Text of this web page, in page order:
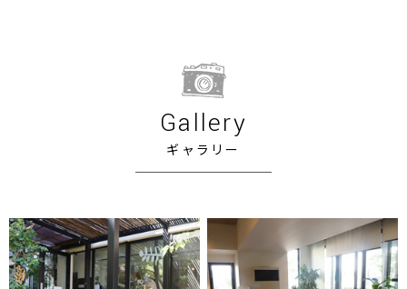
Gallery
ギャラリー